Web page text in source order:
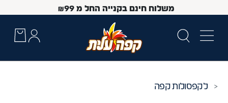
משלוח חינם בקנייה החל מ ₪99
קפסולות קפה